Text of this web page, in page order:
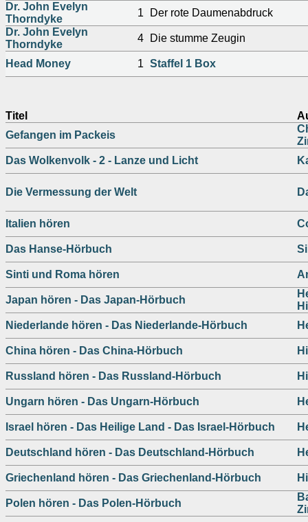
Dr. John Evelyn
Thorndyke
1
Der rote Daumenabdruck
Dr. John Evelyn
Thorndyke
4 Die stumme Zeugin
Head Money 1 Staffel 1 Box
Titel
Gefangen im Packeis
Das Wolkenvolk - 2 - Lanze und Licht
Die Vermessung der Welt
Italien hören
Das Hanse-Hörbuch
Sinti und Roma hören
Japan hören - Das Japan-Hörbuch
Niederlande hören - Das Niederlande-Hörbuch
China hören - Das China-Hörbuch
Russland hören - Das Russland-Hörbuch
Ungarn hören - Das Ungarn-Hörbuch
Israel hören - Das Heilige Land - Das Israel-Hörbuch
Deutschland hören - Das Deutschland-Hörbuch
Griechenland hören - Das Griechenland-Hörbuch
Polen hören - Das Polen-Hörbuch